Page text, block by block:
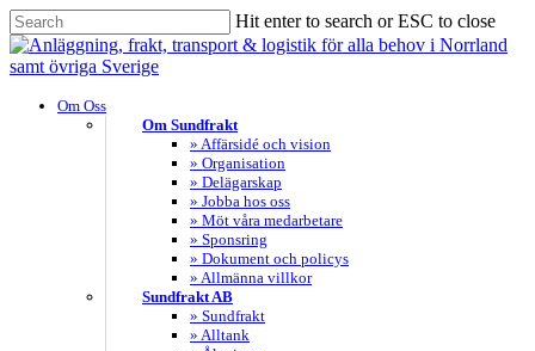
Skip
to
main
Hit enter to search or ESC to close
Close
Search
search
Menu
Om Oss
Om Sundfrakt
» Affärsidé och vision
» Organisation
» Delägarskap
» Jobba hos oss
» Möt våra medarbetare
» Sponsring
» Dokument och policys
» Allmänna villkor
Sundfrakt AB
» Sundfrakt
» Alltank